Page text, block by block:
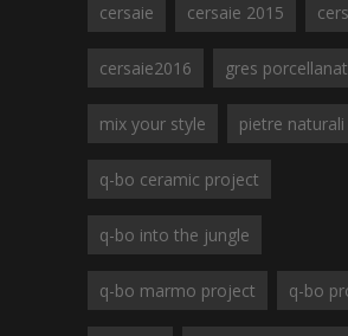
cersaie cersaie 2015
cersaie2016 gres
mix your style pietre naturali
q-bo ceramic project
q-bo into the jungle
q-bo marmo project q-bo